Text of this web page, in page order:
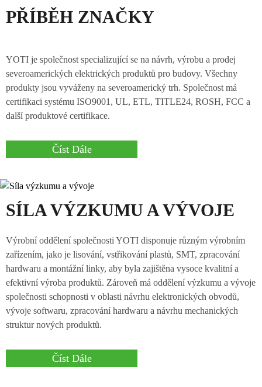
PŘÍBĚH ZNAČKY
YOTI je společnost specializující se na návrh, výrobu a prodej
severoamerických elektrických produktů pro budovy. Všechny
produkty jsou vyváženy na severoamerický trh. Společnost má
certifikaci systému ISO9001, UL, ETL, TITLE24, ROSH, FCC a
další produktové certifikace.
Číst Dále
SÍLA VÝZKUMU A VÝVOJE
Výrobní oddělení společnosti YOTI disponuje různým výrobním
zařízením, jako je lisování, vstřikování plastů, SMT, zpracování
hardwaru a montážní linky, aby byla zajištěna vysoce kvalitní a
efektivní výroba produktů. Zároveň má oddělení výzkumu a vývoje
společnosti schopnosti v oblasti návrhu elektronických obvodů,
vývoje softwaru, zpracování hardwaru a návrhu mechanických
struktur nových produktů.
Číst Dále